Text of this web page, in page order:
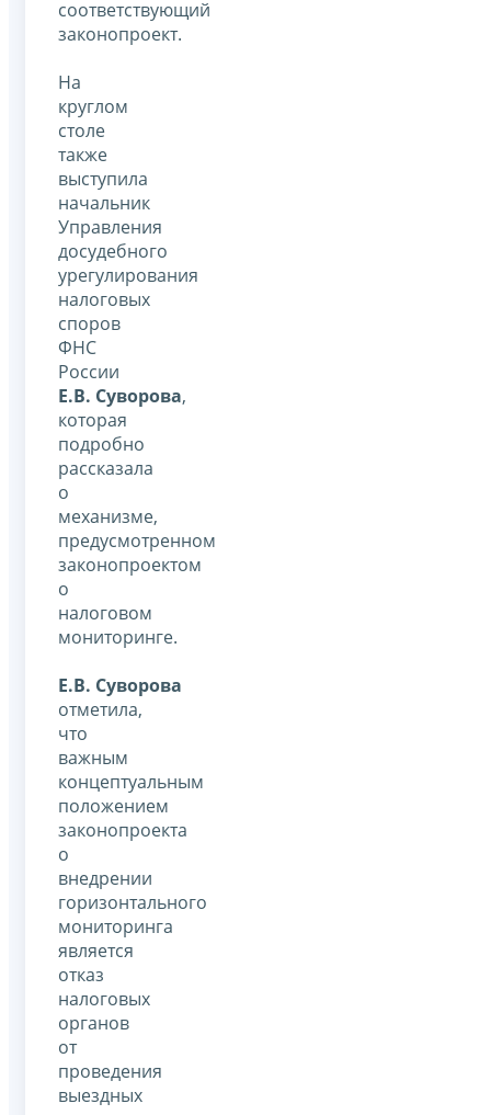
соответствующий
законопроект.
На
круглом
столе
также
выступила
начальник
Управления
досудебного
урегулирования
налоговых
споров
ФНС
России
Е.В. Суворова,
которая
подробно
рассказала
о
механизме,
предусмотренном
законопроектом
о
налоговом
мониторинге.
Е.В. Суворова
отметила,
что
важным
концептуальным
положением
законопроекта
о
внедрении
горизонтального
мониторинга
является
отказ
налоговых
органов
от
проведения
выездных